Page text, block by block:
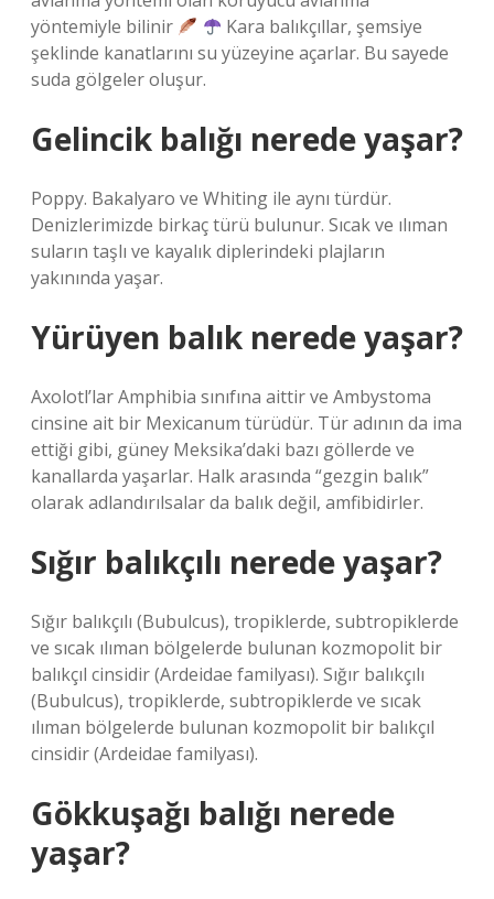
yöntemiyle bilinir
Kara balıkçıllar, şemsiye
şeklinde kanatlarını su yüzeyine açarlar. Bu sayede
suda gölgeler oluşur.
Gelincik balığı nerede yaşar?
Poppy. Bakalyaro ve Whiting ile aynı türdür.
Denizlerimizde birkaç türü bulunur. Sıcak ve ılıman
suların taşlı ve kayalık diplerindeki plajların
yakınında yaşar.
Yürüyen balık nerede yaşar?
Axolotl’lar Amphibia sınıfına aittir ve Ambystoma
cinsine ait bir Mexicanum türüdür. Tür adının da ima
ettiği gibi, güney Meksika’daki bazı göllerde ve
kanallarda yaşarlar. Halk arasında “gezgin balık”
olarak adlandırılsalar da balık değil, amfibidirler.
Sığır balıkçılı nerede yaşar?
Sığır balıkçılı (Bubulcus), tropiklerde, subtropiklerde
ve sıcak ılıman bölgelerde bulunan kozmopolit bir
balıkçıl cinsidir (Ardeidae familyası). Sığır balıkçılı
(Bubulcus), tropiklerde, subtropiklerde ve sıcak
ılıman bölgelerde bulunan kozmopolit bir balıkçıl
cinsidir (Ardeidae familyası).
Gökkuşağı balığı nerede
yaşar?